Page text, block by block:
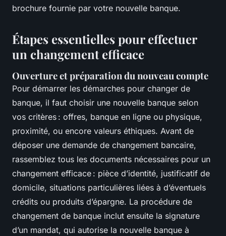
brochure fournie par votre nouvelle banque.
Étapes essentielles pour effectuer
un changement efficace
Ouverture et préparation du nouveau compte
Pour démarrer les démarches pour changer de
banque, il faut choisir une nouvelle banque selon
vos critères : offres, banque en ligne ou physique,
proximité, ou encore valeurs éthiques. Avant de
déposer une demande de changement bancaire,
rassemblez tous les documents nécessaires pour un
changement efficace : pièce d’identité, justificatif de
domicile, situations particulières liées à d’éventuels
crédits ou produits d’épargne. La procédure de
changement de banque inclut ensuite la signature
d’un mandat, qui autorise la nouvelle banque à